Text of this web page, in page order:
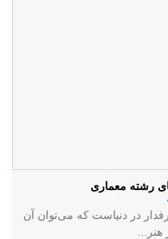
رشته معماری
در دنیاست که می‌توان آن
هنر...